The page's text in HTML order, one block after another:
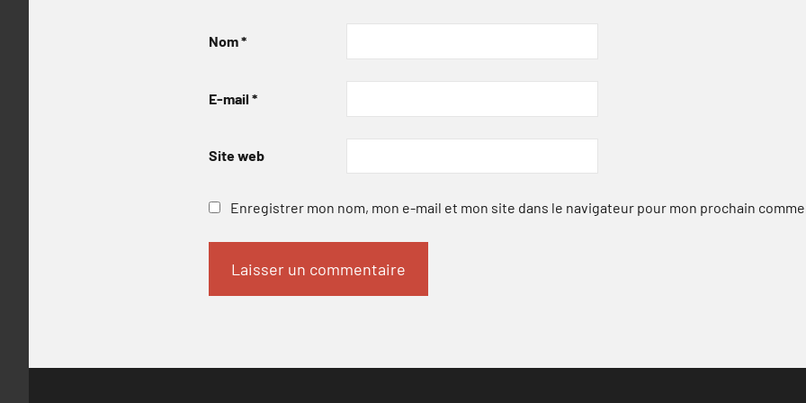
Nom*
E-mail *
Site web
Enregistrer mon nom, mon e-mail et mon site dans le navigateur pour mon prochain